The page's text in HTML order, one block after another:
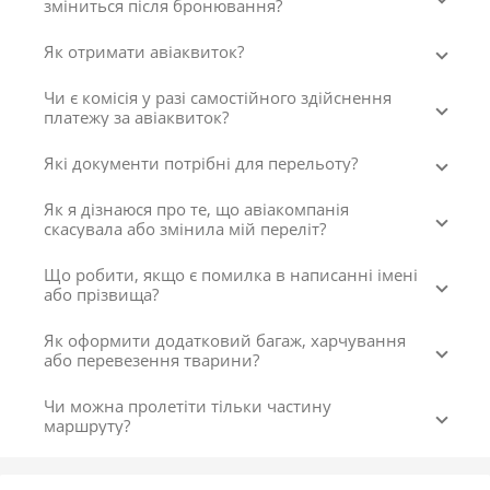
зміниться після бронювання?
Як отримати авіаквиток?
Чи є комісія у разі самостійного здійснення
платежу за авіаквиток?
Які документи потрібні для перельоту?
Як я дізнаюся про те, що авіакомпанія
скасувала або змінила мій переліт?
Що робити, якщо є помилка в написанні імені
або прізвища?
Як оформити додатковий багаж, харчування
або перевезення тварини?
Чи можна пролетіти тільки частину
маршруту?